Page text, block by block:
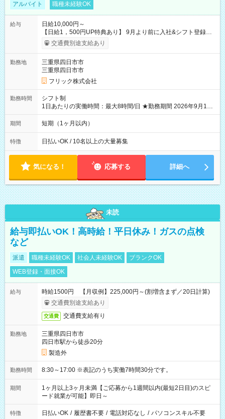
アルバイト 職種未経験OK
給与
日給10,000円～
【日給1，500円UP特典あり】 9月より前に入社&シフト登録す
ると 期間中(9/16~10/23) の日給がUP! 日給1万1500円でしっか
り稼げます♪ 【試用期間】試用期間なし
交通費別途支給あり
勤務地
三重県四日市市
三重県四日市市
フリック株式会社
勤務時間
シフト制
1日あたりの実働時間：最大8時間/日 ★勤務期間 2026年9月16
日~2026年10月23日 短期勤務OK! 期間中フル勤務できる方優遇
※週3~5日勤務(勤務日数応相談) ※期間前から勤務スタートも可
り ※夜勤シフトあり
期間 短期（1ヶ月以内）
特徴 日払いOK / 10名以上の大量募集
気になる！ 応募する 詳細へ
未読
給与即払いOK！高時給！平日休み！ガスの点検
など
派遣 職種未経験OK 社会人未経験OK
ブランクOK
WEB登録・面接OK
給与
時給1500円 【月収例】225,000円～(割増含まず／20日計算)
交通費別途支給あり
交通費 交通費支給有り
勤務地
三重県四日市市
四日市駅から徒歩20分
製造外
勤務時間 8:30～17:00 ※表記のうち実働7時間30分です。
期間
1ヶ月以上3ヶ月未満【ご応募から1週間以内(最短2日目)のスピ
ード就業が可能】即日～
特徴 日払いOK / 履歴書不要 / 電話対応なし / パソコンスキル不要